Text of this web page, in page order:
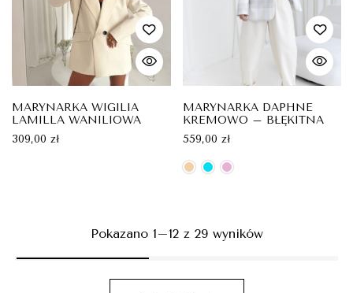
MARYNARKA WIGILIA
LAMILLA WANILIOWA
309,00 zł
MARYNARKA DAPHNE
KREMOWO – BŁĘKITNA
559,00 zł
Pokazano 1–12 z 29 wyników